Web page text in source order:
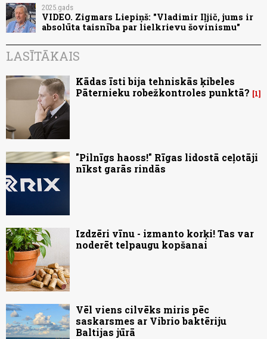
2025.gads
VIDEO. Zigmars Liepiņš: "Vladimir Iļjič, jums ir
absolūta taisnība par lielkrievu šovinismu"
LASĪTĀKAIS
Kādas īsti bija tehniskās ķibeles
Pāternieku robežkontroles punktā?
1
"Pilnīgs haoss!" Rīgas lidostā ceļotāji
nīkst garās rindās
Izdzēri vīnu - izmanto korķi! Tas var
noderēt telpaugu kopšanai
Vēl viens cilvēks miris pēc
saskarsmes ar Vibrio baktēriju
Baltijas jūrā